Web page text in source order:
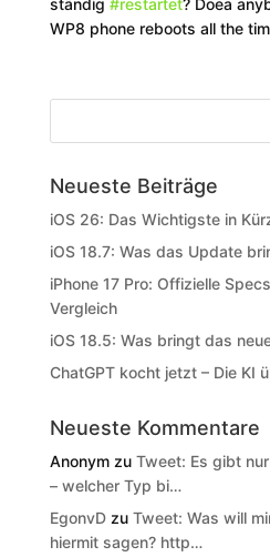
ständig #restartet? Doea
WP8 phone reboots all the
Neueste Beiträge
iOS 26: Das Wichtigste in
iOS 18.7: Was das Update
iPhone 17 Pro: Offizielle
Vergleich
iOS 18.5: Was bringt das
ChatGPT kocht jetzt – Die KI
Neueste Kommentare
Anonymzu Tweet: Es gibt
– welcher Typ bi…
EgonvDzu Tweet: Was will
hiermit sagen? http…